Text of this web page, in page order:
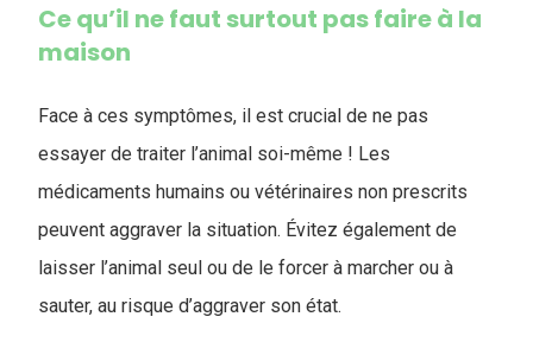
Ce qu’il ne faut surtout pas faire à la
maison
Face à ces symptômes, il est crucial de ne pas
essayer de traiter l’animal soi-même ! Les
médicaments humains ou vétérinaires non prescrits
peuvent aggraver la situation. Évitez également de
laisser l’animal seul ou de le forcer à marcher ou à
sauter, au risque d’aggraver son état.